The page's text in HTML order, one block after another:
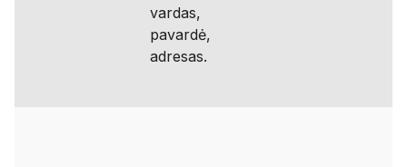
vardas,
pavardė,
adresas.